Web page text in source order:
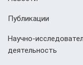
Публикации
Научно-
деятельность